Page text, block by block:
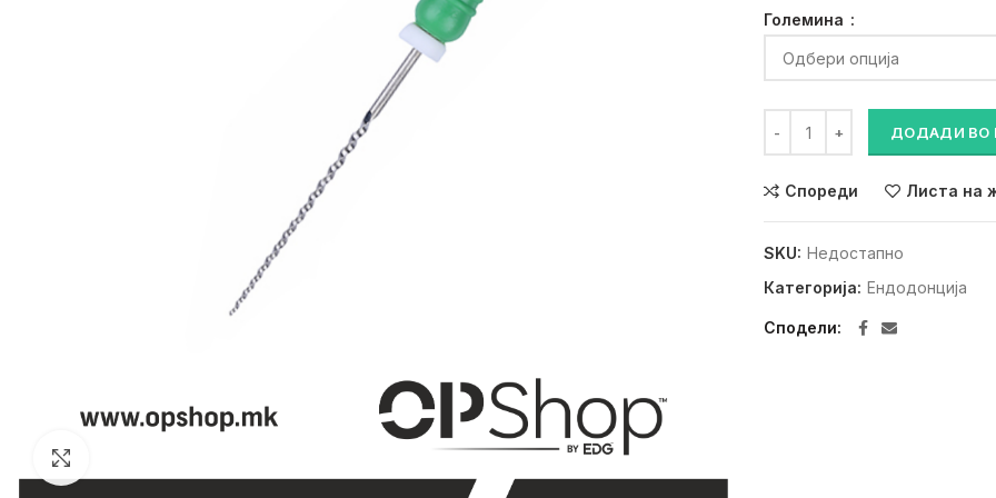
Големина
ДОДАДИ ВО
Спореди Листа на
SKU: Недостапно
Категорија: Ендодонција
Сподели